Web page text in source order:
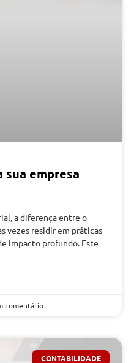
sua empresa
a diferença entre o
vezes residir em práticas
impacto profundo. Este
comentário
CONTABILIDADE